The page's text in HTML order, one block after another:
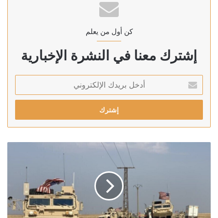
كن أول من يعلم
إشترك معنا في النشرة الإخبارية
بريدك
الإلكتروني